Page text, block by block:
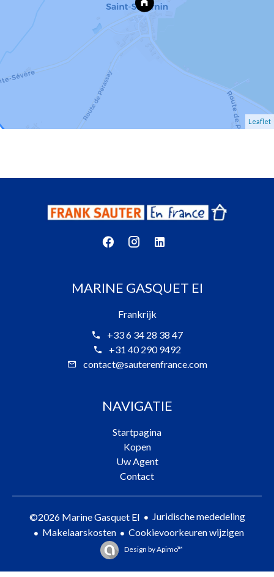
Leaflet
MARINE GASQUET EI
Frankrijk
+33 6 34 28 38 47
+31 40 290 9492
contact@sauterenfrance.com
NAVIGATIE
Startpagina
Kopen
Uw Agent
Contact
©2026 Marine Gasquet EI
Juridische mededeling
Makelaarskosten
Cookievoorkeuren wijzigen
Design byApimo™